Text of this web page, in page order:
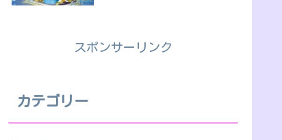
スポンサーリンク
カテゴリー